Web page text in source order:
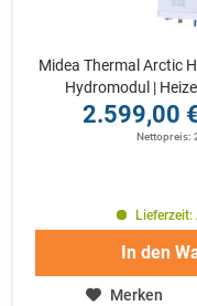
Midea Thermal Arctic
Hydromodul |
2.599,00
Nettopreis:
Lieferzeit:
In den
Merken